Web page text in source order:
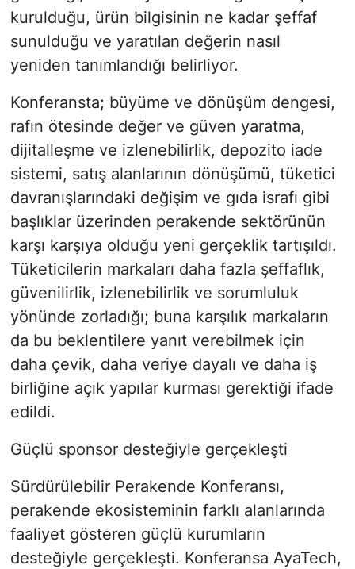
kurulduğu, ürün bilgisinin ne kadar şeffaf
sunulduğu ve yaratılan değerin nasıl
yeniden tanımlandığı belirliyor.
Konferansta; büyüme ve dönüşüm dengesi,
rafın ötesinde değer ve güven yaratma,
dijitalleşme ve izlenebilirlik, depozito iade
sistemi, satış alanlarının dönüşümü, tüketici
davranışlarındaki değişim ve gıda israfı gibi
başlıklar üzerinden perakende sektörünün
karşı karşıya olduğu yeni gerçeklik tartışıldı.
Tüketicilerin markaları daha fazla şeffaflık,
güvenilirlik, izlenebilirlik ve sorumluluk
yönünde zorladığı; buna karşılık markaların
da bu beklentilere yanıt verebilmek için
daha çevik, daha veriye dayalı ve daha iş
birliğine açık yapılar kurması gerektiği ifade
edildi.
Güçlü sponsor desteğiyle gerçekleşti
Sürdürülebilir Perakende Konferansı,
perakende ekosisteminin farklı alanlarında
faaliyet gösteren güçlü kurumların
desteğiyle gerçekleşti. Konferansa AyaTech,